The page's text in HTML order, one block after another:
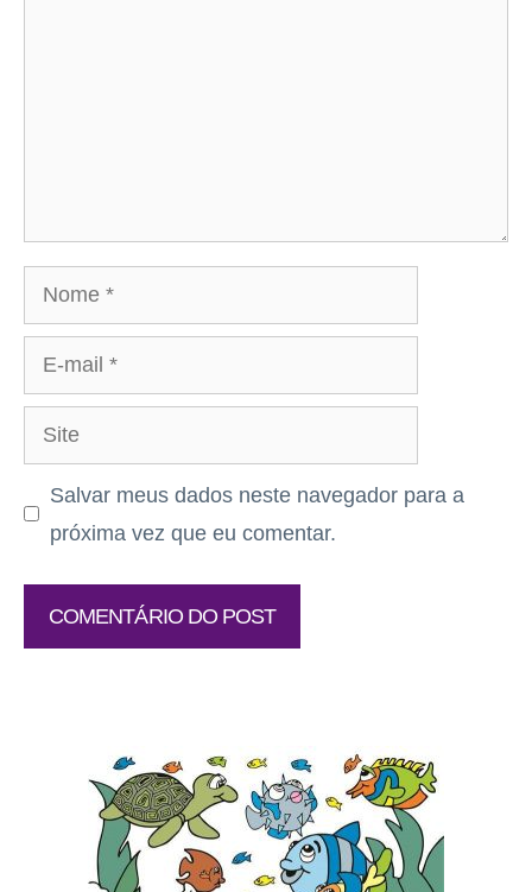
Nome
mail
Site
Salvar meus dados neste navegador para a
próxima vez que eu comentar.